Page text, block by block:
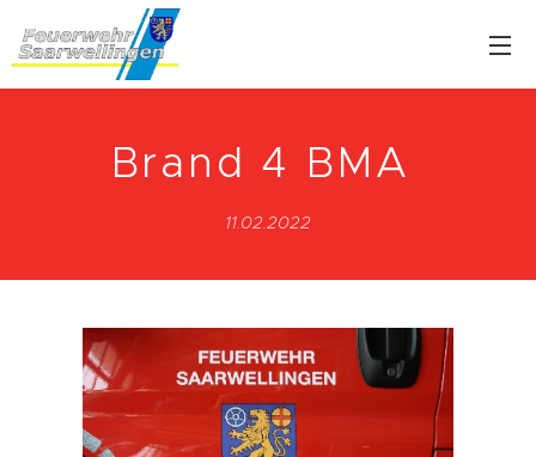
Brand 4 BMA
11.02.2022